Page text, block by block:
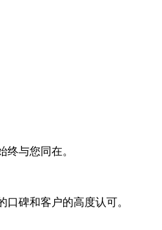
与您同在。
碑和客户的高度认可。